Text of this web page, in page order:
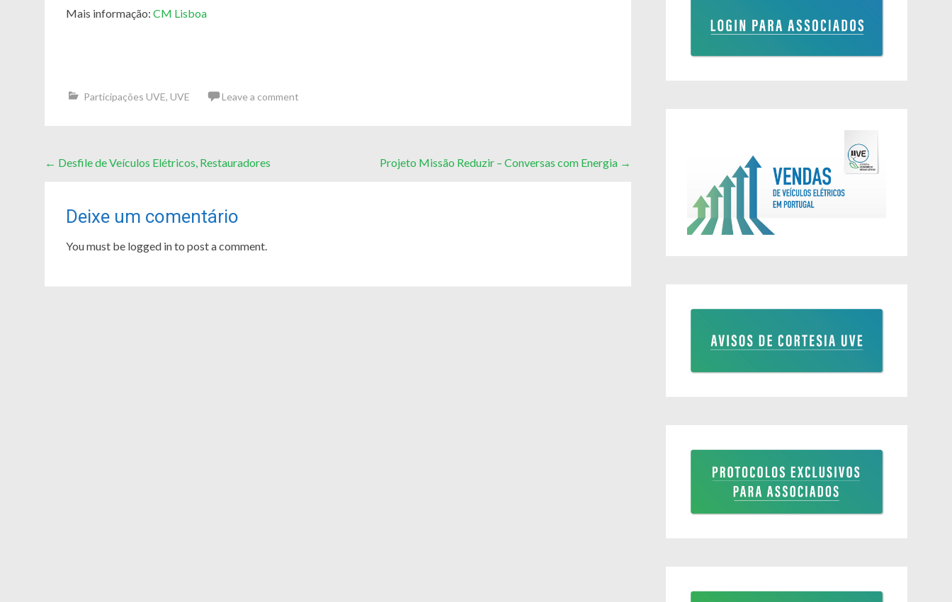
Mais informação: CM Lisboa
Participações UVE, UVE Leave a comment
Post
← Desfile de Veículos Elétricos, Restauradores Projeto Missão Reduzir – Conversas com Energia →
Deixe um comentário
You must be logged in to post a comment.